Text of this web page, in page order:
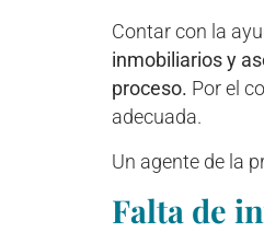
Contar con la
inmobiliarios y
proceso. Por el
adecuada.
Un agente de la
Falta de